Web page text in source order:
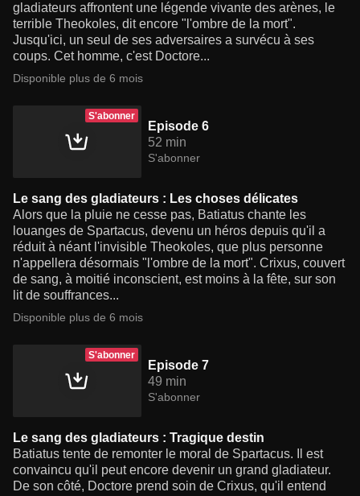
gladiateurs affrontent une légende vivante des arènes, le
terrible Theokoles, dit encore "l'ombre de la mort".
Jusqu'ici, un seul de ses adversaires a survécu à ses
coups. Cet homme, c'est Doctore...
Disponible plus de 6 mois
S'abonner
Episode 6
52 min
S'abonner
Le sang des gladiateurs : Les choses délicates
Alors que la pluie ne cesse pas, Batiatus chante les
louanges de Spartacus, devenu un héros depuis qu'il a
réduit à néant l'invisible Theokoles, que plus personne
n'appellera désormais "l'ombre de la mort". Crixus, couvert
de sang, à moitié inconscient, est moins à la fête, sur son
lit de souffrances...
Disponible plus de 6 mois
S'abonner
Episode 7
49 min
S'abonner
Le sang des gladiateurs : Tragique destin
Batiatus tente de remonter le moral de Spartacus. Il est
convaincu qu'il peut encore devenir un grand gladiateur.
De son côté, Doctore prend soin de Crixus, qu'il entend